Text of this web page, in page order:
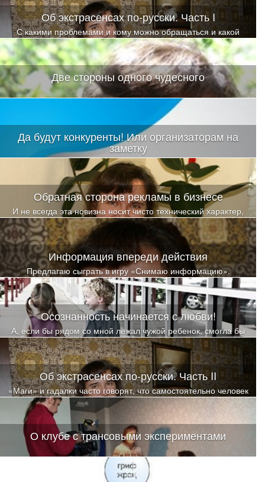
Об экстрасенсах по-русски. Часть I
С какими проблемами и кому можно обращаться и какой
помощи ожидать?
Две стороны одного чудесного
Да будут конкуренты! Или организаторам на
заметку
В связи с чем и родилась идея поделиться опытом, чтобы была
возможность избежать «граблей» и попаданий на этапе
организации семинаров
Обратная сторона рекламы в бизнесе
И не всегда эта новизна носит чисто технический характер,
иногда психологическая составляющая становится решающей
при выборе того или иного товара
Информация впереди действия
Предлагаю сыграть в игру «Снимаю информацию».
Осознанность начинается с любви!
А, если бы рядом со мной лежал чужой ребенок, смогла бы
так? Так глубоко и искренне, от всего сердца любить?
Об экстрасенсах по-русски. Часть II
«Маги» и гадалки часто говорят, что самостоятельно человек
не может справиться с «порчами и проклятьями», а ритуалы у
обычного человека действовать не будут. Так ли это?
О клубе с трансовыми экспериментами